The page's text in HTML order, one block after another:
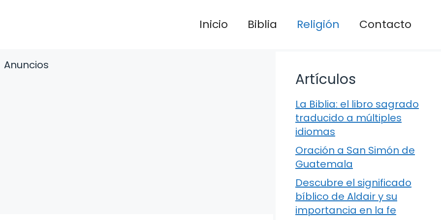
Inicio Biblia Religión Contacto
Anuncios
Artículos
La Biblia: el libro sagrado
traducido a múltiples
idiomas
Oración a San Simón de
Guatemala
Descubre el significado
bíblico de Aldair y su
importancia en la fe